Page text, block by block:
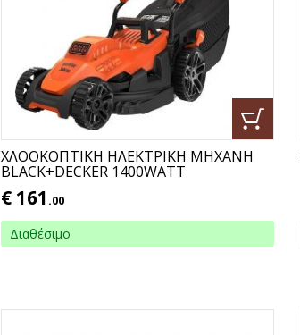
ΧΛΟΟΚΟΠΤΙΚΗ ΗΛΕΚΤΡΙΚΗ ΜΗΧΑΝΗ
BLACK+DECKER 1400WATT
€ 161 .00
Διαθέσιμο